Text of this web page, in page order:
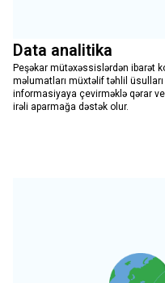
Data analitika
Peşəkar mütəxəssislərdən ibarət
məlumatları müxtəlif təhlil
informasiyaya çevirməklə qərar
irəli aparmağa dəstək olur.